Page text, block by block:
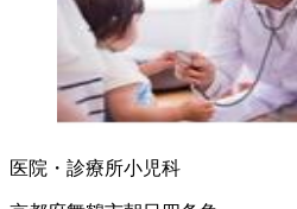
医院・診療所小児科